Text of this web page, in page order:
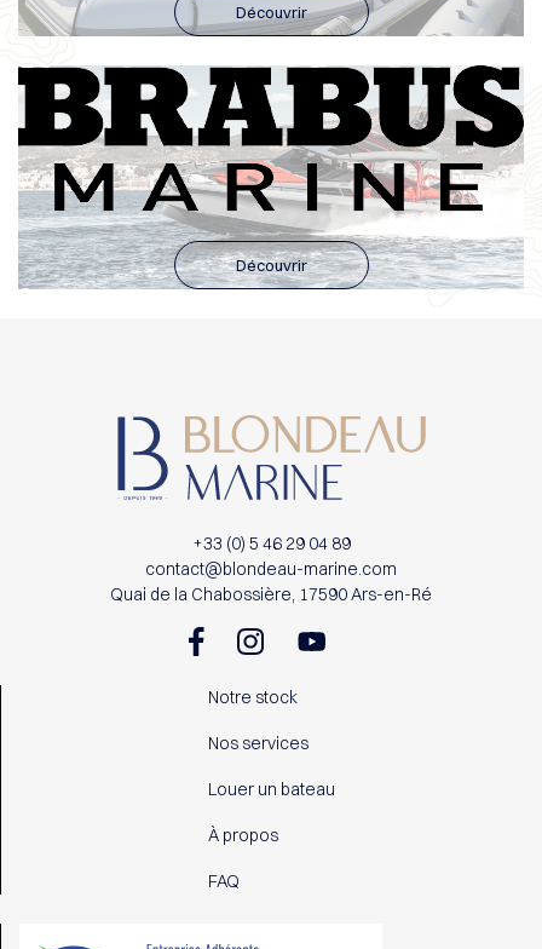
Découvrir
Découvrir
+33 (0) 5 46 29 04 89
contact@blondeau-marine.com
Quai de la Chabossière, 17590 Ars-en-Ré
Notre stock
Nos services
Louer un bateau
À propos
FAQ